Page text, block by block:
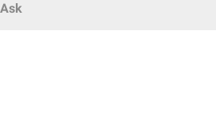
Ask